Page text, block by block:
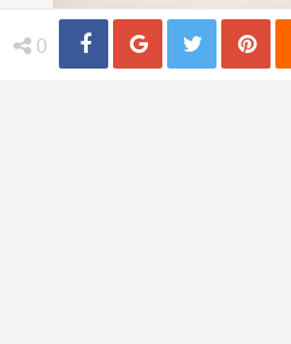
0 Share Distribuie
Tweet